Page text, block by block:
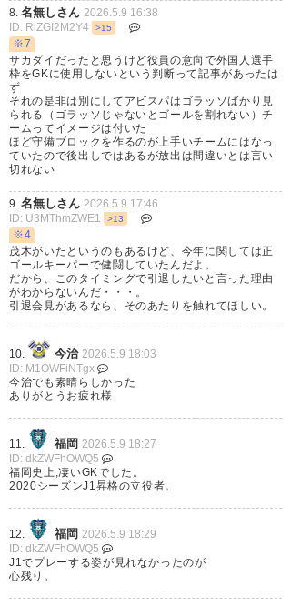
らも見たいなと思ってたのに……
そっか……
— 生ゴミ ※役に立たない
(azuazzu_rinrin)2026, 5月 7
セランテス、日本に来てくれて
ありがとう。
福岡サポーターにとってあなた
は永遠のヒーローであり、あな
たの素晴らしい活躍はクラブの
歴史に深く刻まれています。
Tenerife、Logrones、今治、岐
阜、それぞれのあなたを応援し
ていたことと同様に、ジョンの
新たな人生を応援しています。
— クリステ@ykrnnommhmhm
(kuriste)2026, 5月 7
8. 名無しさん 2026.5.9 16:38
ID: RlZGI2M2Y4
>15
※7
サカダイだったと思うけど役員の意向で外国人選手
枠をGKに使用しないという判断って記事があったは
ず
それの是非は別にしてアビスパはゴラッソばかり見
られる（ゴラッソじゃないとゴールを割れない）チ
ームってイメージは付いた
ほど守備ブロックを作るのが上手いチームにはなっ
ていたので後出しではあるが放出は間違いとは言い
切れない
9. 名無しさん 2026.5.9 17:46
ID: U3MThmZWE1
>13
※4
茂木がいたというのもあるけど、今年に関しては正
ゴールキーパーで健闘していたんだよ。
だから、このタイミングで引退したいと言った理由
がわからないんだ・・・。
引退会見があるなら、そのあたりを触れてほしい。
10. 今治 2026.5.9 18:03
ID: M1OWFiNTgx
今治でも素晴らしかった
ありがとうお疲れ様
11. 福岡 2026.5.9 18:27
ID: dkZWFhOWQ5
福岡史上,凄いGKでした。
2020シーズンJ1昇格の立役者。
12. 福岡 2026.5.9 18:29
ID: dkZWFhOWQ5
J1でプレーする姿が見れなかったのが
心残り。